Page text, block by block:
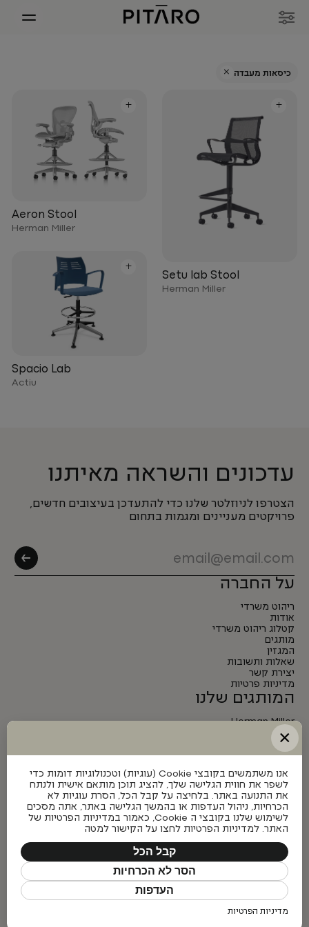
כיסאות מעבדה+
+
Setu lab Stool
Herman Miller
+
Aeron Stool
Herman Miller
+
Spacio Lab
Actiu
עדכונים והשראה מאיתנו
הצטרפו לניוזלטר שלנו כדי להתעדכן בעיצובים חדשים,
פרויקטים מעניינים ומגמות בתחום
על החברה
ריהוט משרדי
אודות
קטלוג ריהוט משרדי
מותגים
המגזין
שאלות ותשובות
יצירת קשר
מדיניות פרטיות
המותגים שלנו
Herman Miller
Actiu
Knoll
Hay
b&t
מוצרים פופולאריים
Herman Miller Aeron
Herman Miller Embody
Herman Miller Sayl
Herman Miller Aeron Onyx
כסאות משרדיים
כסאות משרדיים
כסאות מנהלים
כסאות לחדרי ישיבות
כסאות מעבדה
×
אנו משתמשים בקובצי Cookie (עוגיות) וטכנולוגיות דומות כדי
לשפר את חווית הגלישה שלך, להציג תוכן מותאם אישית ולנתח
את התנועה באתר. בלחיצה על קבל הכל, הסרת עוגיות לא
הכרחיות, ניהול העדפות או בהמשך הגלישה באתר, אתה מסכים
לשימוש שלנו בקובצי ה Cookie, כאמור במדיניות הפרטיות של
האתר. למדיניות הפרטיות לחצו על הקישור למטה
קבל הכל
הסר לא הכרחיות
העדפות
מדיניות הפרטיות